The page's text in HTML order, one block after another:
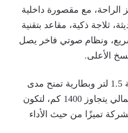
الراحة، مع مقصورة داخلية
ثلاجة ذكية، مقاعد بتقنية
ونظام صوتي فاخر يصل
وتعمل بمحرك هجين سعة 1.5 لتر وبطارية تمنح مدى
كهربائي 286 كم ومدى إجمالي يتجاوز 1400 كم، لتكون
تميزًا من حيث الأداء